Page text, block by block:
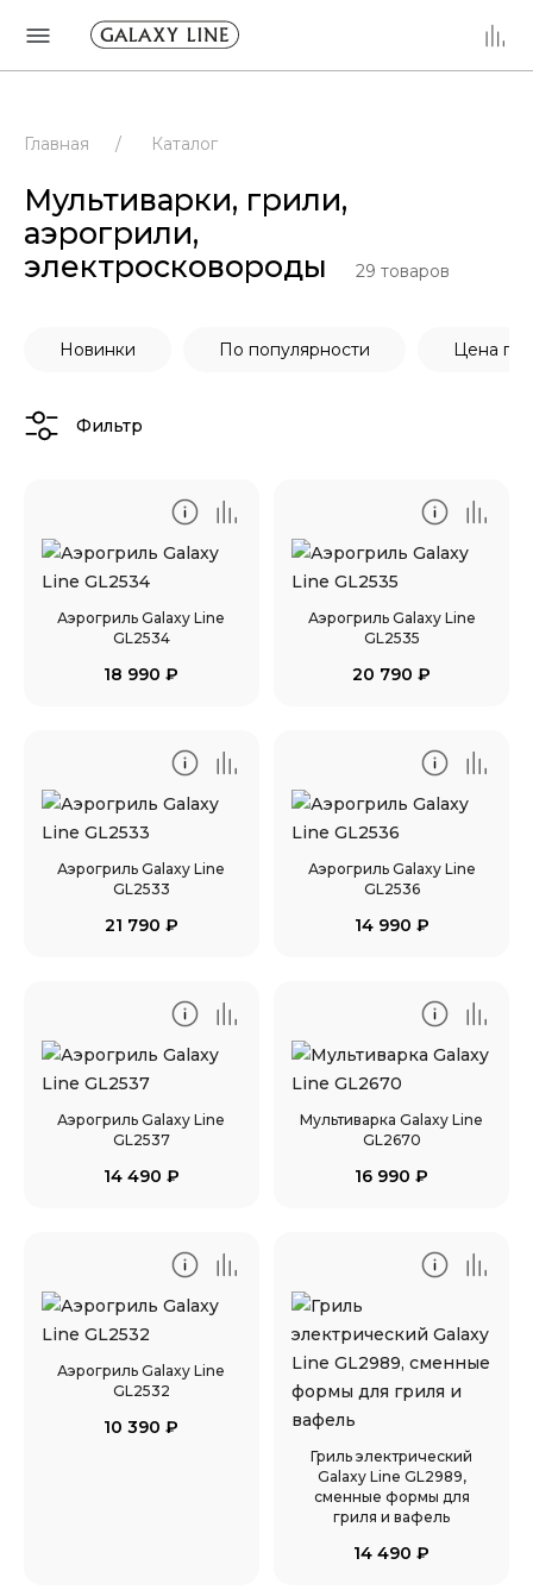
Главная / Каталог
Мультиварки, грили,
аэрогрили,
электросковороды
29 товаров
Фильтр
Новинки По популярности Цена по
Аэрогриль Galaxy Line
GL2534
18 990₽
Аэрогриль Galaxy Line
GL2535
20 790₽
Аэрогриль Galaxy Line
GL2533
21 790 ₽
Аэрогриль Galaxy Line
GL2536
14 990 ₽
Аэрогриль Galaxy Line
GL2537
14 490 ₽
Мультиварка Galaxy Line
GL2670
16 990₽
Аэрогриль Galaxy Line
GL2532
10 390₽
Гриль электрический
Galaxy Line GL2989,
сменные формы для
гриля и вафель
14 490₽